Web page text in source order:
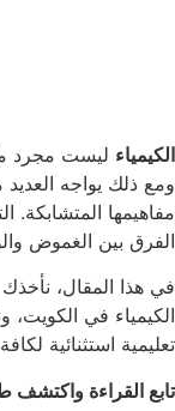
الكيمياء ليست مجرد
ومع ذلك يواجه
مفاهيمها
الفرق بين الغموض
في هذا المقال،
الكيمياء في
تعليمية استثنائية
تابع القراءة واكتشف